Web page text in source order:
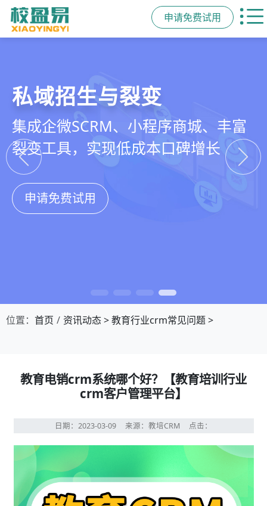
申请免费试用
教培行业CRM
以学员为中心，打通从引流、转化、
教学到复购转介绍的全生命周期增长
引擎
申请免费试用
智能销售漏斗
线索自动分配、标准化跟单、试听转
化分析，打造高绩效招生团队
申请免费试用
精细化客户运营
360°学员画像、自动化服务流程、智
能续费预警，深度挖掘学员长期价值
申请免费试用
私域招生与裂变
集成企微SCRM、小程序商城、丰富
裂变工具，实现低成本口碑增长
申请免费试用
位置： 首页 资讯动态>教育行业crm常见问题>
教育电销crm系统哪个好？【教育培训行业
crm客户管理平台】
日期：2023-03-09 来源：教培CRM 点击：